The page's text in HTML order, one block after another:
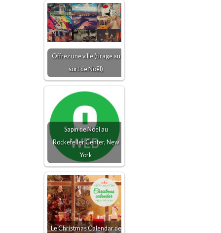
Offrez une ville (tirage au
sort de Noël)
Sapin de Noël au
Rockefeller Center, New
York
Le Christmas Calendar de